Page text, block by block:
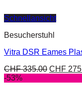
Schnellansicht
Besucherstuhl
Vitra DSR Eames
CHF335.00 CHF
-53%